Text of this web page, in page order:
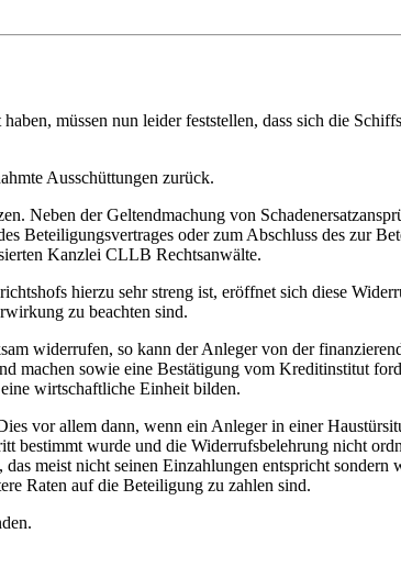
müssen nun leider feststellen, dass sich die
Ausschüttungen zurück.
Neben der Geltendmachung von
Beteiligungsvertrages oder zum Abschluss des zur
Kanzlei CLLB Rechtsanwälte.
hierzu sehr streng ist, eröffnet sich diese
zu beachten sind.
widerrufen, so kann der Anleger von der
machen sowie eine Bestätigung vom Kreditinstitut
wirtschaftliche Einheit bilden.
vor allem dann, wenn ein Anleger in einer
bestimmt wurde und die Widerrufsbelehrung nicht
meist nicht seinen Einzahlungen entspricht sondern
Raten auf die Beteiligung zu zahlen sind.